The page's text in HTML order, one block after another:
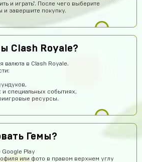
и играть". После чего выберите
и завершите покупку.
Clash Royale?
валюта в Clash Royale.
и специальных событиях,
ресурсы.
Гемы?
Play
или фото в правом верхнем углу
13 часов назад